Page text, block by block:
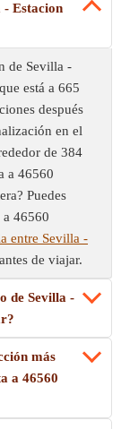
- Estacion
de Sevilla -
está a 665
después
en el
de 384
a 46560
Puedes
a 46560
entre Sevilla -
antes de viajar.
de Sevilla -
más
a 46560